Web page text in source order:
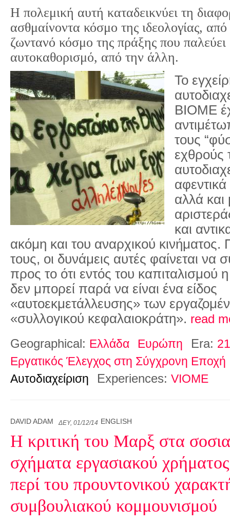
Η πολεμική αυτή καταδεικνύει τη
ασθμαίνοντα κόσμο της ιδεολογίας,
ζωντανό κόσμο της πράξης που
αυτοκαθορισμό, από την άλλη.
Το
ΒΙΟΜΕ
τους
εχθρούς
αλλά και
και
ακόμη και του αναρχικού κινήματος.
τους, οι δυνάμεις αυτές φαίνεται
προς το ότι εντός του καπιταλισμού
δεν μπορεί παρά να είναι ένα είδος
«αυτοεκμετάλλευσης» των
«συλλογικού κεφαλαιοκράτη». read
Geographical: Ελλάδα Ευρώπη Era:
Εργατικός Έλεγχος στη Σύγχρονη Εποχή
Αυτοδιαχείριση
Experiences: VIOME
DAVID ADAM ΔΕΥ, 01/12/14 ENGLISH
Η κριτική του Μαρξ στα
σχήματα εργασιακού
περί του προυντονικού
συμβουλιακού κομμουνισμού